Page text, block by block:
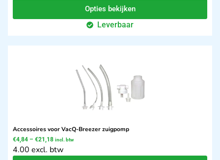
Opties bekijken
Leverbaar
Accessoires voor VacQ-Breezer zuigpomp
€4,84 – €21,18 incl. btw
4.00 excl. btw